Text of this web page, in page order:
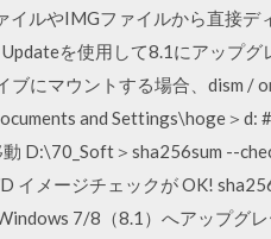
ルやIMGファイルから直接デ
を使用して8.1にアップグ
ブにマウントする場合、dism /
and Settings\hoge＞d:
D:\70_Soft＞sha256sum --
メージチェックが OK!
7/8（8.1）へアップグ